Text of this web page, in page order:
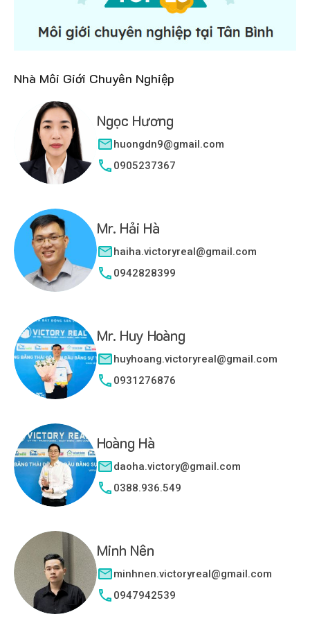
Nhà Môi Giới Chuyên Nghiệp
Ngọc Hương
huongdn9@gmail.com
0905237367
Mr. Hải Hà
haiha.victoryreal@gmail.com
0942828399
Mr. Huy Hoàng
huyhoang.victoryreal@gmail.com
0931276876
Hoàng Hà
daoha.victory@gmail.com
0388.936.549
Minh Nên
minhnen.victoryreal@gmail.com
0947942539